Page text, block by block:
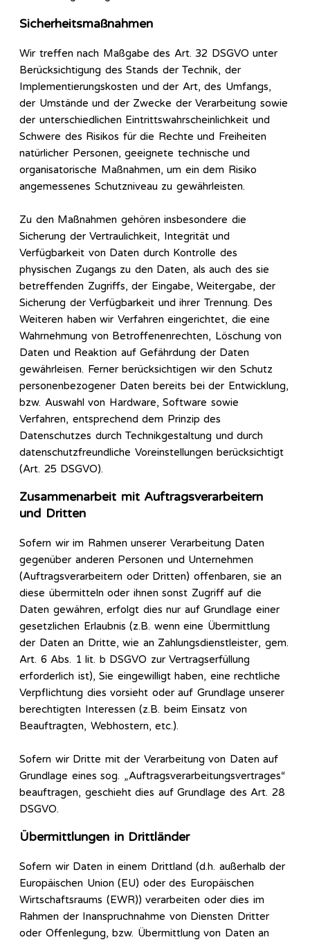
Sicherheitsmaßnahmen
Wir treffen nach Maßgabe des Art. 32 DSGVO unter
Berücksichtigung des Stands der Technik, der
Implementierungskosten und der Art, des Umfangs,
der Umstände und der Zwecke der Verarbeitung sowie
der unterschiedlichen Eintrittswahrscheinlichkeit und
Schwere des Risikos für die Rechte und Freiheiten
natürlicher Personen, geeignete technische und
organisatorische Maßnahmen, um ein dem Risiko
angemessenes Schutzniveau zu gewährleisten.
Zu den Maßnahmen gehören insbesondere die
Sicherung der Vertraulichkeit, Integrität und
Verfügbarkeit von Daten durch Kontrolle des
physischen Zugangs zu den Daten, als auch des sie
betreffenden Zugriffs, der Eingabe, Weitergabe, der
Sicherung der Verfügbarkeit und ihrer Trennung. Des
Weiteren haben wir Verfahren eingerichtet, die eine
Wahrnehmung von Betroffenenrechten, Löschung von
Daten und Reaktion auf Gefährdung der Daten
gewährleisen. Ferner berücksichtigen wir den Schutz
personenbezogener Daten bereits bei der Entwicklung,
bzw. Auswahl von Hardware, Software sowie
Verfahren, entsprechend dem Prinzip des
Datenschutzes durch Technikgestaltung und durch
datenschutzfreundliche Voreinstellungen berücksichtigt
(Art. 25 DSGVO).
Zusammenarbeit mit Auftragsverarbeitern
und Dritten
Sofern wir im Rahmen unserer Verarbeitung Daten
gegenüber anderen Personen und Unternehmen
(Auftragsverarbeitern oder Dritten) offenbaren, sie an
diese übermitteln oder ihnen sonst Zugriff auf die
Daten gewähren, erfolgt dies nur auf Grundlage einer
gesetzlichen Erlaubnis (z.B. wenn eine Übermittlung
der Daten an Dritte, wie an Zahlungsdienstleister, gem.
Art. 6 Abs. 1 lit. b DSGVO zur Vertragserfüllung
erforderlich ist), Sie eingewilligt haben, eine rechtliche
Verpflichtung dies vorsieht oder auf Grundlage unserer
berechtigten Interessen (z.B. beim Einsatz von
Beauftragten, Webhostern, etc.).
Sofern wir Dritte mit der Verarbeitung von Daten auf
Grundlage eines sog. „Auftragsverarbeitungsvertrages“
beauftragen, geschieht dies auf Grundlage des Art. 28
DSGVO.
Übermittlungen in Drittländer
Sofern wir Daten in einem Drittland (d.h. außerhalb der
Europäischen Union (EU) oder des Europäischen
Wirtschaftsraums (EWR)) verarbeiten oder dies im
Rahmen der Inanspruchnahme von Diensten Dritter
oder Offenlegung, bzw. Übermittlung von Daten an